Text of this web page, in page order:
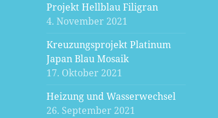
Projekt Hellblau Filigran
4. November 2021
Kreuzungsprojekt Platinum
Japan Blau Mosaik
17. Oktober 2021
Heizung und Wasserwechsel
26. September 2021